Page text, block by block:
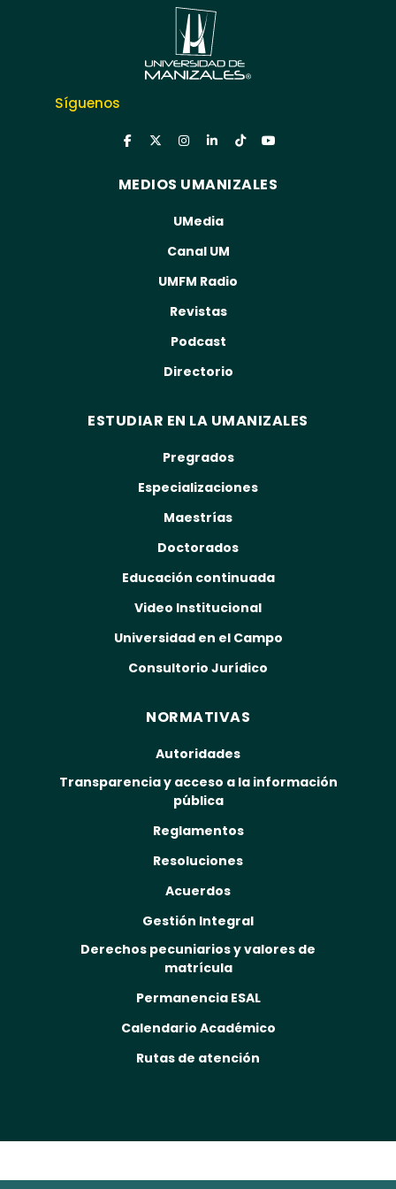
Síguenos
MEDIOS UMANIZALES
UMedia
Canal UM
UMFM Radio
Revistas
Podcast
Directorio
ESTUDIAR EN LA UMANIZALES
Pregrados
Especializaciones
Maestrías
Doctorados
Educación continuada
Video Institucional
Universidad en el Campo
Consultorio Jurídico
NORMATIVAS
Autoridades
Transparencia y acceso a la información
pública
Reglamentos
Resoluciones
Acuerdos
Gestión Integral
Derechos pecuniarios y valores de
matrícula
Permanencia ESAL
Calendario Académico
Rutas de atención